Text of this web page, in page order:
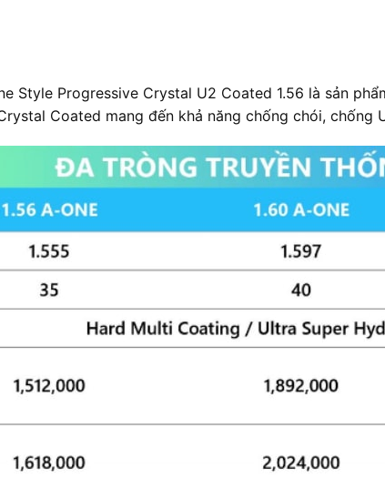
Style Progressive Crystal U2 Coated 1.56 là sản
Coated mang đến khả năng chống chói, chống